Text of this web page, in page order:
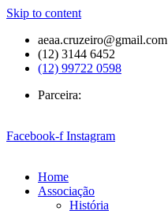
Skip to content
aeaa.cruzeiro@gmail.com
(12) 3144 6452
(12) 99722 0598
Parceira:
Facebook-f Instagram
Home
Associação
História